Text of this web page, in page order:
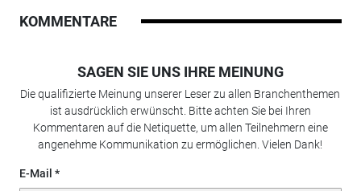
KOMMENTARE
SAGEN SIE UNS IHRE MEINUNG
Die qualifizierte Meinung unserer Leser zu allen Branchenthemen
ist ausdrücklich erwünscht. Bitte achten Sie bei Ihren
Kommentaren auf die Netiquette, um allen Teilnehmern eine
angenehme Kommunikation zu ermöglichen. Vielen Dank!
E-Mail